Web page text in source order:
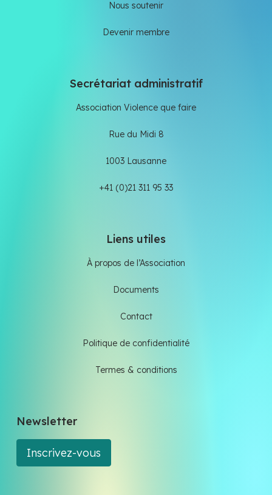
Nous soutenir
Devenir membre
Secrétariat administratif
Association Violence que faire
Rue du Midi 8
1003 Lausanne
+41 (0)21 311 95 33
Liens utiles
À propos de l’Association
Documents
Contact
Politique de confidentialité
Termes & conditions
Newsletter
Inscrivez-vous